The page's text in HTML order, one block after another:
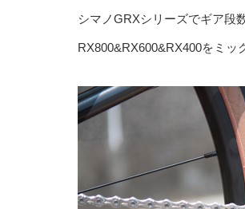
シマノGRXシリーズでギア段
RX800&RX600&RX400をミッ